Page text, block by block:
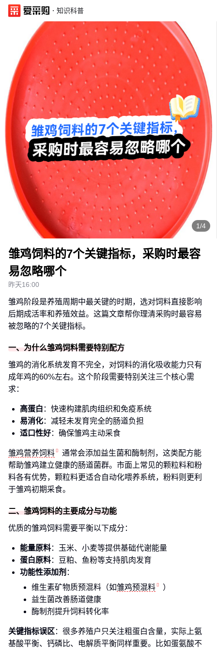
· 知识科普
1/4
雏鸡饲料的7个关键指标，采购时最容
易忽略哪个
昨天16:00
雏鸡阶段是养殖周期中最关键的时期，选对饲料直接影响
后期成活率和养殖效益。这篇文章帮你理清采购时最容易
被忽略的7个关键指标。
一、为什么雏鸡饲料需要特别配方
雏鸡的消化系统发育不完全，对饲料的消化吸收能力只有
成年鸡的60%左右。这个阶段需要特别关注三个核心需
求：
高蛋白 ：快速构建肌肉组织和免疫系统
易消化：减轻未发育完全的肠道负担
适口性好：确保雏鸡主动采食
雏鸡营养饲料
通常会添加益生菌和酶制剂，这类配方能
帮助雏鸡建立健康的肠道菌群。市面上常见的颗粒料和粉
料各有优势，颗粒料更适合自动化喂养系统，粉料则更利
于雏鸡初期采食。
二、雏鸡饲料的主要成分与功能
优质的雏鸡饲料需要平衡以下成分：
能量原料：玉米、小麦等提供基础代谢能量
蛋白原料：豆粕、鱼粉等支持肌肉发育
功能性添加剂 ：
维生素矿物质预混料（如雏鸡预混料
）
益生菌改善肠道健康
酶制剂提升饲料转化率
关键指标误区 ：很多养殖户只关注粗蛋白含量，实际上氨
基酸平衡、钙磷比、电解质平衡同样重要。比如蛋氨酸不